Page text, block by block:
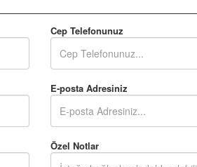
Cep Telefonunuz
E-posta Adresiniz
Özel Notlar